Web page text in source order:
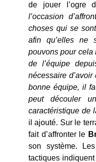
de jouer l’ogre
l’occasion
choses qui se
afin qu’elles ne
pouvons pour cela
de l’équipe
nécessaire
bonne équipe, il
peut découler
caractéristique de
il ajouté. Sur le
fait d’affronter le
son système.
tactiques